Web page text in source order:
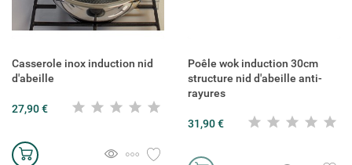
Casserole inox induction nid
d'abeille
27,90 €
Poêle wok induction 30cm
structure nid d'abeille anti-
rayures
31,90 €